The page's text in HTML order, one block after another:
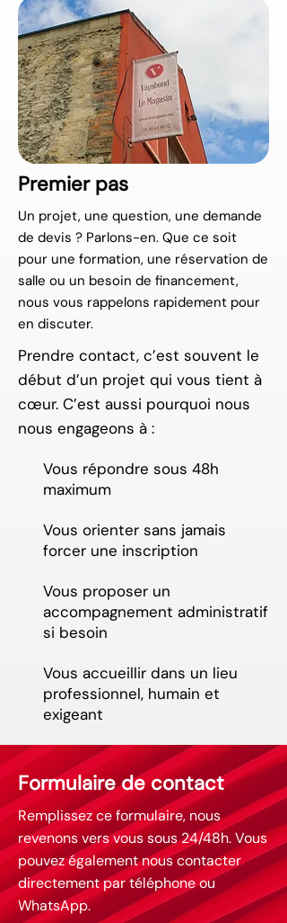
Premier pas
Un projet, une question, une demande
de devis ? Parlons-en. Que ce soit
pour une formation, une réservation de
salle ou un besoin de financement,
nous vous rappelons rapidement pour
en discuter.
Prendre contact, c’est souvent le
début d’un projet qui vous tient à
cœur. C’est aussi pourquoi nous
nous engageons à :
Vous répondre sous 48h
maximum
Vous orienter sans jamais
forcer une inscription
Vous proposer un
accompagnement administratif
si besoin
Vous accueillir dans un lieu
professionnel, humain et
exigeant
Formulaire de contact
Remplissez ce formulaire, nous
revenons vers vous sous 24/48h. Vous
pouvez également nous contacter
directement par téléphone ou
WhatsApp.